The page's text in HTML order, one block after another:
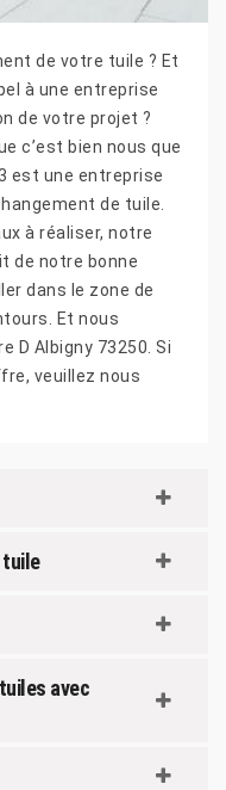
de votre tuile ? Et
à une entreprise
de votre projet ?
c’est bien nous que
est une entreprise
de tuile.
à réaliser, notre
de notre bonne
dans le zone de
Et nous
D Albigny 73250. Si
veuillez nous
tuile
avec